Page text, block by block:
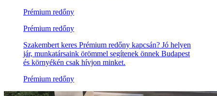
Prémium redőny
Prémium redőny
Szakembert keres Prémium redőny kapcsán? Jó helyen
jár, munkatársaink örömmel segítenek önnek Budapest
és környékén csak hívjon minket.
Prémium redőny